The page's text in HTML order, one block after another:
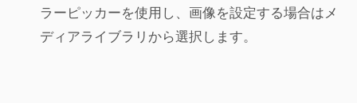
ラーピッカーを使用し、画像を設定する場合はメ
ディアライブラリから選択します。